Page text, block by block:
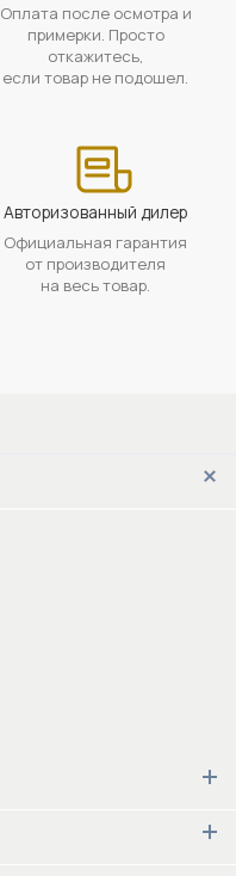
Оплата после осмотра и
примерки. Просто
откажитесь,
если товар не подошел.
Авторизованный дилер
Официальная гарантия
от производителя
на весь товар.